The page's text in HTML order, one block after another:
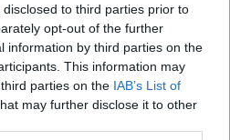
to third parties prior to
opt-out of the further
information by third parties on the
This information may
parties on the IAB’s List of
may further disclose it to other
rész